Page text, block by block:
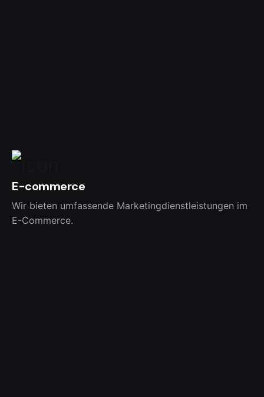
E-commerce
Wir bieten umfassende Marketingdienstleistungen im
E-Commerce.